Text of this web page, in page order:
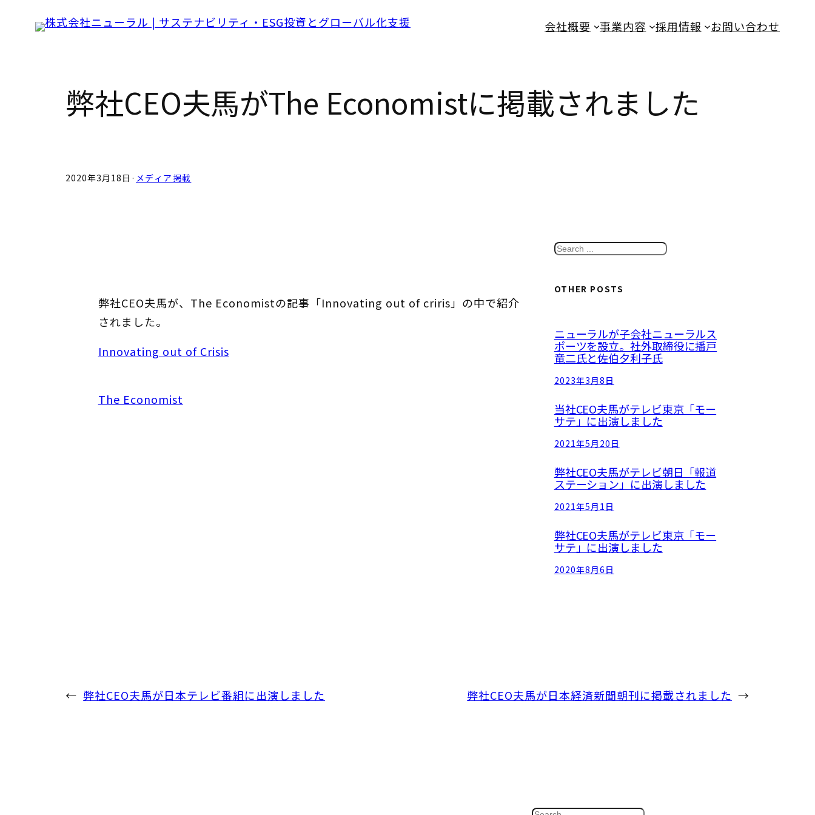
会社概要 事業内容 採用情報 お問い合わせ
弊社CEO夫馬がThe Economistに掲載されました
2020年3月18日 · メディア掲載
弊社CEO夫馬が、The Economistの記事「Innovating out of criris」の中で紹介
されました。
Innovating out of Crisis
The Economist
S
a
h
OTHER POSTS
ニューラルが子会社ニューラルス
ポーツを設立。社外取締役に播戸
竜二氏と佐伯夕利子氏
2023年3月8日
当社CEO夫馬がテレビ東京「モー
サテ」に出演しました
2021年5月20日
弊社CEO夫馬がテレビ朝日「報道
ステーション」に出演しました
2021年5月1日
弊社CEO夫馬がテレビ東京「モー
サテ」に出演しました
2020年8月6日
← 弊社CEO夫馬が日本テレビ番組に出演しました 弊社CEO夫馬が日本経済新聞朝刊に掲載されました →